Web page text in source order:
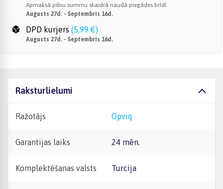
Apmaksā pilnu summu skaidrā naudā piegādes brīdī.
Augusts 27d. - Septembris 16d.
DPD kurjers (5,99 €)
Augusts 27d. - Septembris 16d.
Raksturlielumi
Ražotājs Opviq
Garantijas laiks 24 mēn.
Komplektēšanas valsts Turcija